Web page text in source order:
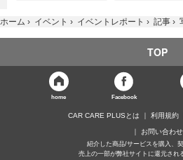
ホーム › イベント › イベントレポート › 記事 ›
TOP
home Facebook
CAR CARE PLUSとは 利用規約
お問い合わせ
紹介した商品/サービスを購入、契
売上の一部が弊社サイトに還元され